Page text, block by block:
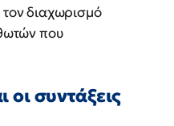
διαχωρισμό
που
συντάξεις